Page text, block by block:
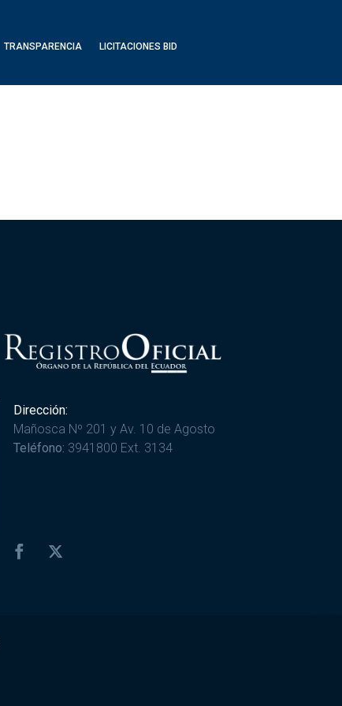
TRANSPARENCIA LICITACIONES BID
Dirección:
Mañosca Nº 201 y Av. 10 de Agosto
Teléfono: 3941800 Ext. 3134